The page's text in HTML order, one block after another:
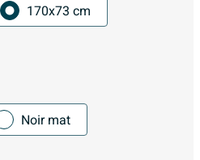
170x73 cm
Noir mat